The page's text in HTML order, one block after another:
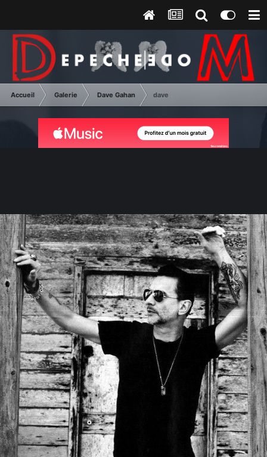
Accueil Galerie Dave Gahan dave